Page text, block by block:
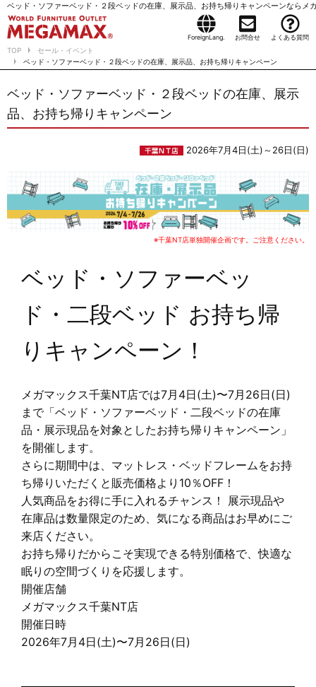
ベッド・ソファーベッド・２段ベッドの在庫、展示品、お持ち帰りキャンペーンならメ
ForeignLang. お問合せ よくある質問
TOP
セール・イベント
ベッド・ソファーベッド・２段ベッドの在庫、展示品、お持ち帰りキャンペーン
ベッド・ソファーベッド・２段ベッドの在庫、展示
品、お持ち帰りキャンペーン
2026年7月4日(土)～26日(日)
※千葉NT店単独開催企画です。ご注意ください。
ベッド・ソファーベッ
ド・二段ベッド お持ち帰
りキャンペーン！
メガマックス千葉NT店では7月4日(土)〜7月26日(日)
まで「ベッド・ソファーベッド・二段ベッドの在庫
品・展示現品を対象としたお持ち帰りキャンペーン」
を開催します。
さらに期間中は、マットレス・ベッドフレームをお持
ち帰りいただくと販売価格より10％OFF！
人気商品をお得に手に入れるチャンス！ 展示現品や
在庫品は数量限定のため、気になる商品はお早めにご
来店ください。
お持ち帰りだからこそ実現できる特別価格で、快適な
眠りの空間づくりを応援します。
開催店舗
メガマックス千葉NT店
開催日時
2026年7月4日(土)〜7月26日(日)